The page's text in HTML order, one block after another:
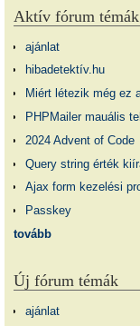
Aktív fórum témák
ajánlat
hibadetektív.hu
Miért létezik még ez
PHPMailer mauális
2024 Advent of Code
Query string érték
Ajax form kezelési
Passkey
tovább
Új fórum témák
ajánlat